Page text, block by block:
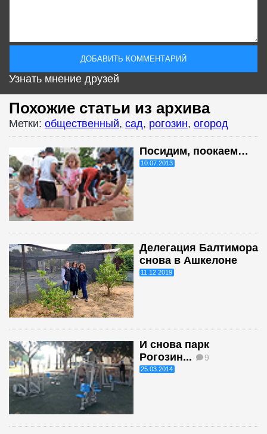
Узнать мнение друзей
Похожие статьи из архива
Метки: общественный, сад, рогозин, огород
Посидим, поокаем…
10.07.2013
Делегация Балтимора
снова в Ашкелоне
11.12.2019
И снова парк
Рогозин...
9
25.03.2014